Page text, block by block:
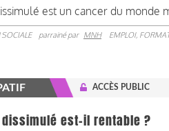
est un cancer du monde
parrainé par MNH EMPLOI,
ACCÈS PUBLIC
est-il rentable ?